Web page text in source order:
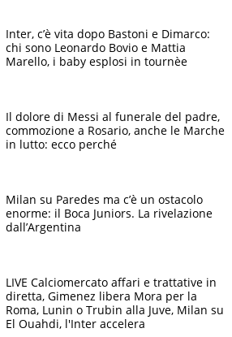
Inter, c’è vita dopo Bastoni e Dimarco:
chi sono Leonardo Bovio e Mattia
Marello, i baby esplosi in tournèe
Il dolore di Messi al funerale del padre,
commozione a Rosario, anche le Marche
in lutto: ecco perché
Milan su Paredes ma c’è un ostacolo
enorme: il Boca Juniors. La rivelazione
dall’Argentina
LIVE Calciomercato affari e trattative in
diretta, Gimenez libera Mora per la
Roma, Lunin o Trubin alla Juve, Milan su
El Ouahdi, l'Inter accelera